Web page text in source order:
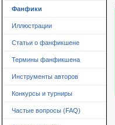
Фанфики
Иллюстрации
Статьи о фанфикшене
Термины фанфикшена
Инструменты авторов
Конкурсы и турниры
Частые вопросы (FAQ)